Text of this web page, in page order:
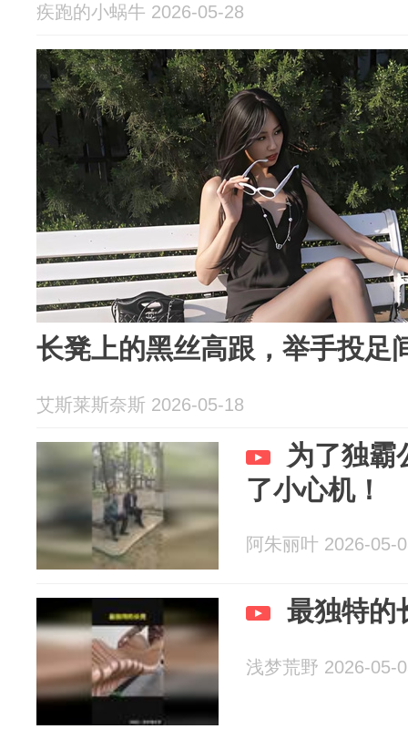
疾跑的小蜗牛 2026-05-28
长凳上的黑丝高跟，举手投足
艾斯莱斯奈斯 2026-05-18
为了独霸
阿朱丽叶 2026-05-
最独特的
浅梦荒野 2026-05-